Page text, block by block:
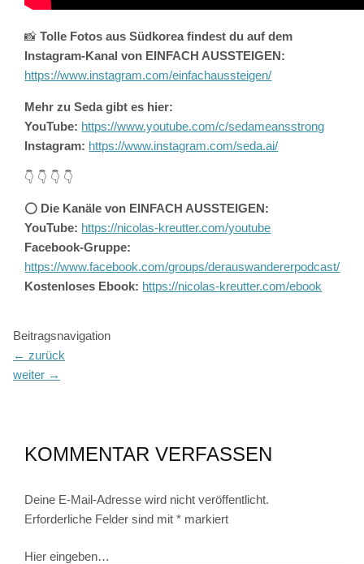
📸Tolle Fotos aus Südkorea findest du auf dem
Instagram-Kanal von EINFACH AUSSTEIGEN:
https://www.instagram.com/einfachaussteigen/
Mehr zu Seda gibt es hier:
YouTube: https://www.youtube.com/c/sedameansstrong
Instagram: https://www.instagram.com/seda.ai/
👇 👇 👇 👇
⭕️ Die Kanäle von EINFACH AUSSTEIGEN:
YouTube: https://nicolas-kreutter.com/youtube
Facebook-Gruppe:
https://www.facebook.com/groups/derauswandererpodcast/
Kostenloses Ebook: https://nicolas-kreutter.com/ebook
Beitragsnavigation
← zurück
weiter →
KOMMENTAR VERFASSEN
Deine E-Mail-Adresse wird nicht veröffentlicht.
Erforderliche Felder sind mit* markiert
Hier eingeben…